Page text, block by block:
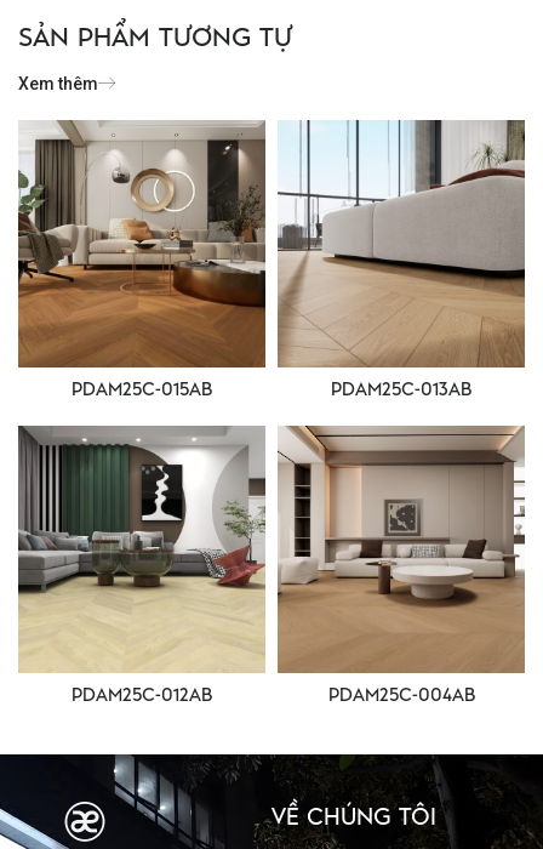
SẢN PHẨM TƯƠNG TỰ
Xem thêm
PDAM25C-015AB PDAM25C-013AB
PDAM25C-012AB PDAM25C-004AB
VỀ CHÚNG TÔI